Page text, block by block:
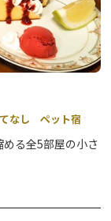
てなし ペット宿
る全5部屋の小さ